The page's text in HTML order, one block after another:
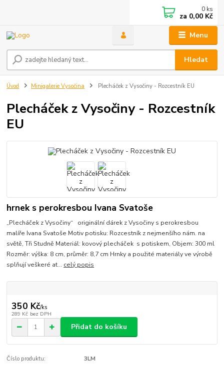
Menu
Hledat
0 ks
za 0,00 Kč
Úvod Minigalerie Vysočina Plecháček z Vysočiny - Rozcestník EU
Plecháček z Vysočiny - Rozcestník
EU
hrnek s perokresbou Ivana Svatoše
„Plecháček z Vysočiny“ originální dárek z Vysočiny s perokresbou
malíře Ivana Svatoše Motiv potisku: Rozcestník z nejmenšího nám. na
světě, Tři Studně Materiál: kovový plecháček s potiskem, Objem: 300 ml
Rozměr: výška: 8 cm, průměr: 8,7 cm Hrnky a použité materiály ve výrobě
splňují veškeré at... celý popis
350 Kč/ks
289 Kč bez DPH
Přidat do košíku
Číslo produktu: 3LM